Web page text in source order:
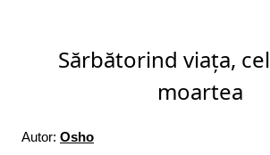
Sărbătorind viața,
moartea
Autor: Osho